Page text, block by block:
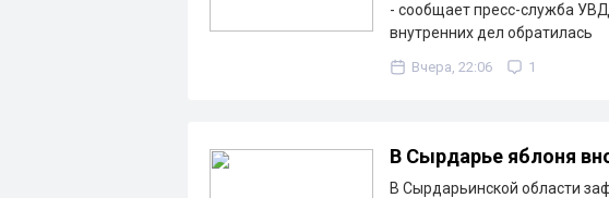
- сообщает пресс-служба
внутренних дел обратилась
Вчера, 22:06 1
В Сырдарье яблоня
В Сырдарьинской области